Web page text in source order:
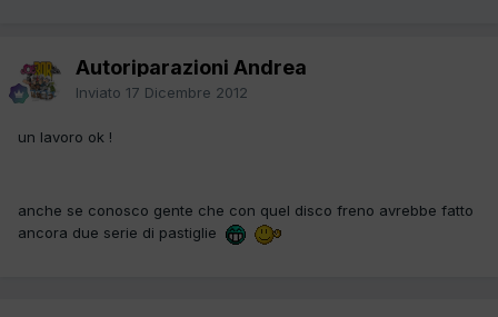
Autoriparazioni Andrea
Inviato 17 Dicembre 2012
un lavoro ok !
anche se conosco gente che con quel disco freno avrebbe fatto
ancora due serie di pastiglie